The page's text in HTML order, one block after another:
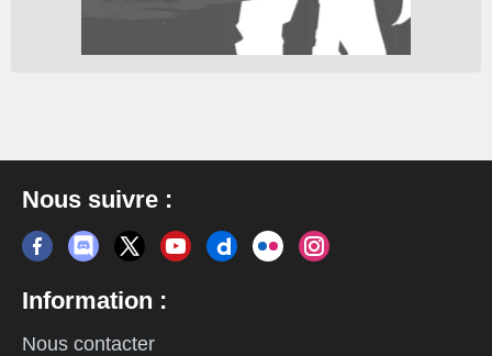
Nous suivre :
Information :
Nous contacter